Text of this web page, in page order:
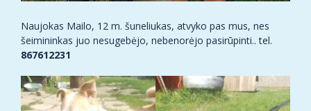
Naujokas Mailo, 12 m. šuneliukas, atvyko pas mus, nes
šeimininkas juo nesugebėjo, nebenorėjo pasirūpinti.. tel.
867612231